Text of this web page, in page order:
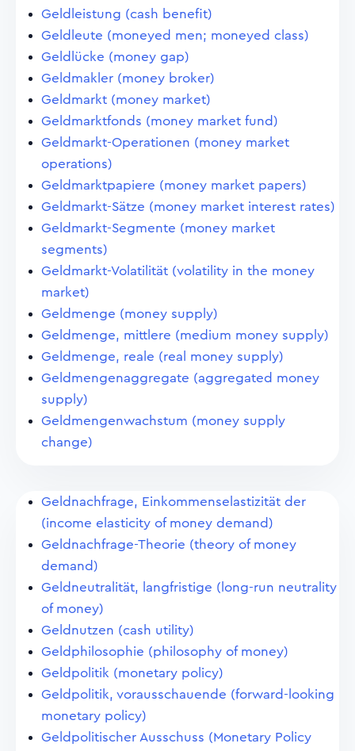
Geldleistung (cash benefit)
Geldleute (moneyed men; moneyed class)
Geldlücke (money gap)
Geldmakler (money broker)
Geldmarkt (money market)
Geldmarktfonds (money market fund)
Geldmarkt-Operationen (money market
operations)
Geldmarktpapiere (money market papers)
Geldmarkt-Sätze (money market interest rates)
Geldmarkt-Segmente (money market
segments)
Geldmarkt-Volatilität (volatility in the money
market)
Geldmenge (money supply)
Geldmenge, mittlere (medium money supply)
Geldmenge, reale (real money supply)
Geldmengenaggregate (aggregated money
supply)
Geldmengenwachstum (money supply
change)
Geldnachfrage, Einkommenselastizität der
(income elasticity of money demand)
Geldnachfrage-Theorie (theory of money
demand)
Geldneutralität, langfristige (long-run neutrality
of money)
Geldnutzen (cash utility)
Geldphilosophie (philosophy of money)
Geldpolitik (monetary policy)
Geldpolitik, vorausschauende (forward-looking
monetary policy)
Geldpolitischer Ausschuss (Monetary Policy